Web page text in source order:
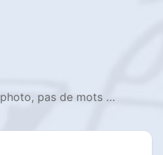
pas de mots …